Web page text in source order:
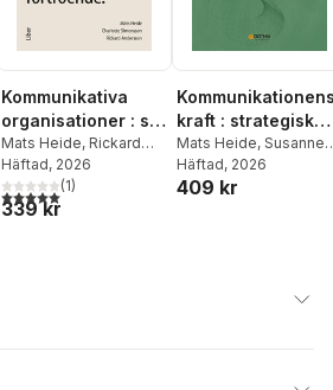
Kommunikativa
organisationer : så
skapas bättre
relationer och
förtroende
Mats Heide, Rickard
Andersson,Charlotte
Simonsson
Häftad, 2026
5,0utav 5 stjärnor. Totalt antal röster:
(1)
339 kr
kraft : strategisk
intern
kommunikation i
komplex tid
Mats Heide, Susanne
Dahlman
Häftad, 2026
409 kr